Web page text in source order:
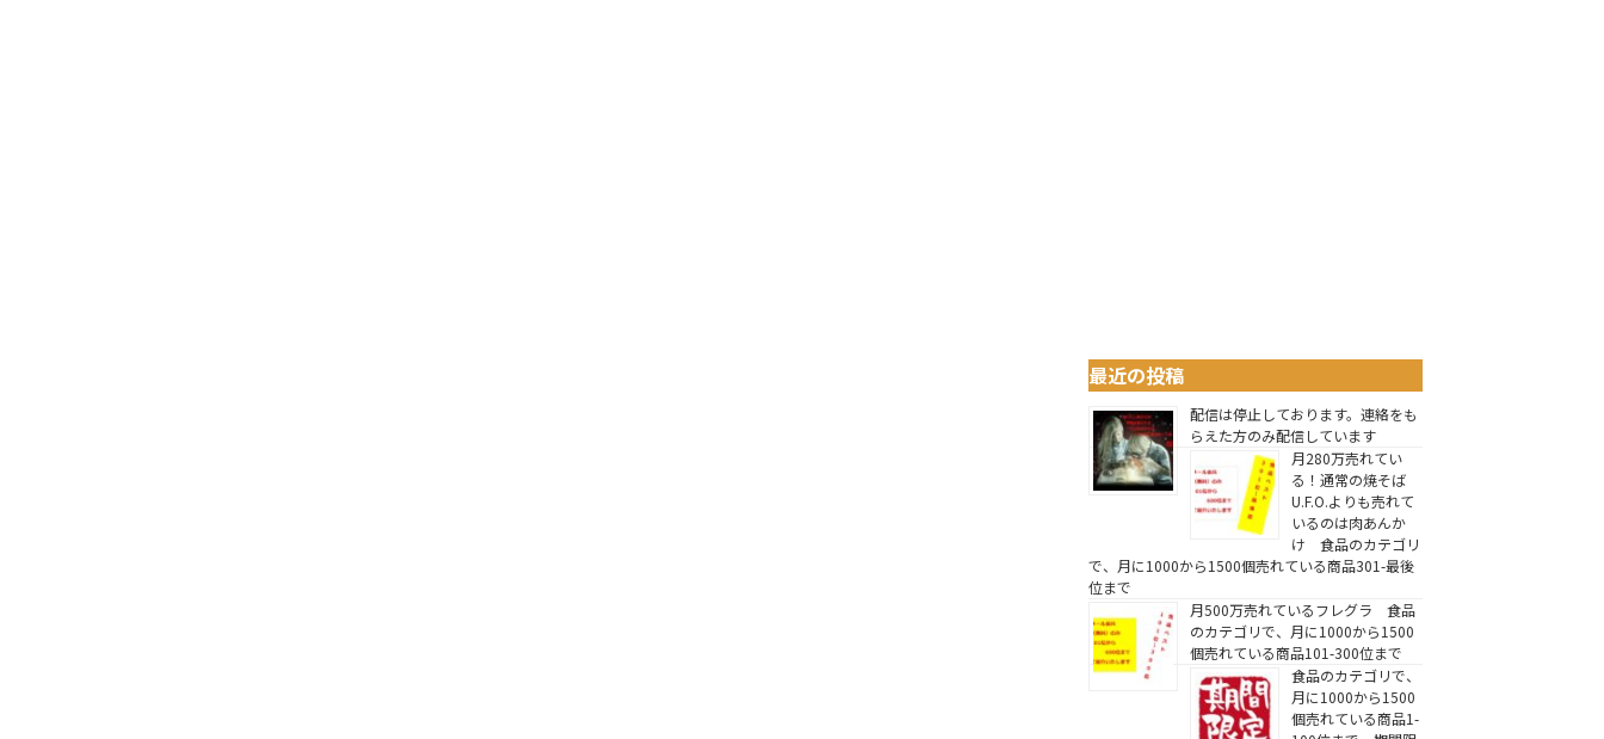
最近の投稿
配信は停止しております。連絡をも
らえた方のみ配信しています
月280万売れてい
る！通常の焼そば
U.F.O.よりも売れて
いるのは肉あんか
け 食品のカテゴリ
で、月に1000から1500個売れている商品301-最後
位まで
月500万売れているフレグラ 食品
のカテゴリで、月に1000から1500
個売れている商品101-300位まで
食品のカテゴリで、
月に1000から1500
個売れている商品1-